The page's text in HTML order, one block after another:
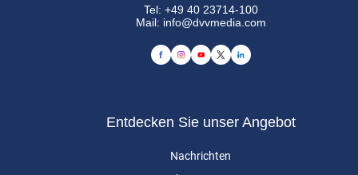
Tel: +49 40 23714-100
Mail: info@dvvmedia.com
Entdecken Sie unser Angebot
Nachrichten